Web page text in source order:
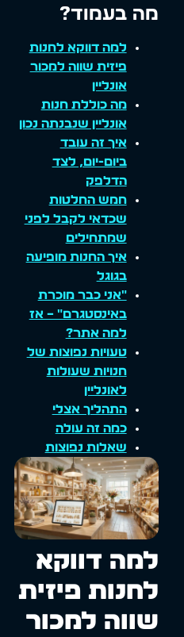
מה בעמוד?
למה דווקא לחנות
פיזית שווה למכור
אונליין
מה כוללת חנות
אונליין שנבנתה נכון
איך זה עובד
ביום-יום, לצד
הדלפק
חמש החלטות
שכדאי לקבל לפני
שמתחילים
איך החנות מופיעה
בגוגל
"אני כבר מוכרת
באינסטגרם" – אז
למה אתר?
טעויות נפוצות של
חנויות שעולות
לאונליין
התהליך אצלי
כמה זה עולה
שאלות נפוצות
למה דווקא
לחנות פיזית
שווה למכור